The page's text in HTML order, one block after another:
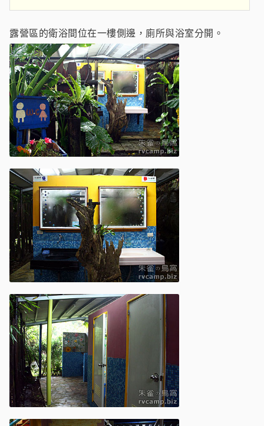
露營區的衛浴間位在一樓側邊，廁所與浴室分開。